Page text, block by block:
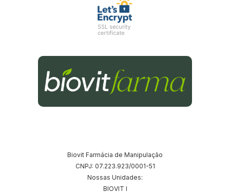
Biovit Farmácia de Manipulação
CNPJ: 07.223.923/0001-51
Nossas Unidades:
BIOVIT I